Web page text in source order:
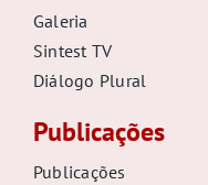
Galeria
Sintest TV
Diálogo Plural
Publicações
Publicações